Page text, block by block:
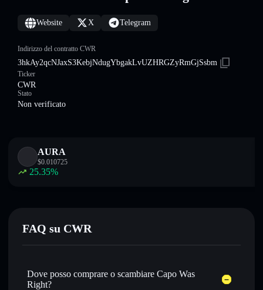
Website X Telegram
Indirizzo del contratto CWR
3hkAy2qcNJaxS3KebjNdugYbgakLvUZHRGZyRmGjSsbm
Ticker
CWR
Stato
Non verificato
AURA
$0.010725
25.35%
FAQ su CWR
Dove posso comprare o scambiare Capo Was
Right?